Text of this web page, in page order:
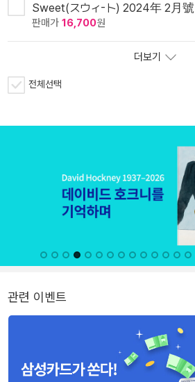
Sweet(スウィ-ト) 2024年 2月號
판매가 16,700원
더보기
전체선택
관련 이벤트